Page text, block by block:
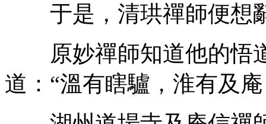
于是，清珙禪師便想
原妙禪師知道他的悟
道：“溫有瞎驢，淮有及